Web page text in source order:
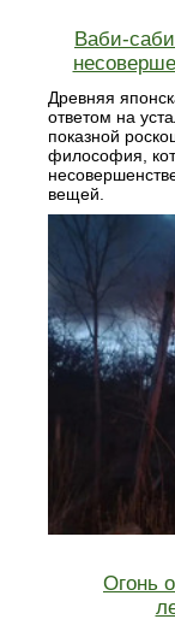
Ваби-саби
Древняя
ответом на
показной
философия,
вещей.
Огонь